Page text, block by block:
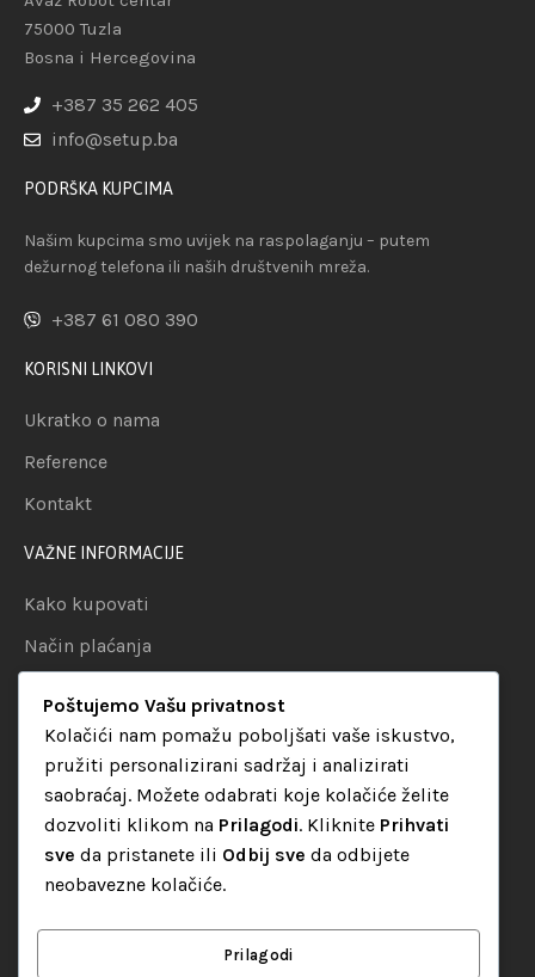
75000 Tuzla
Bosna i Hercegovina
+387 35 262 405
info@setup.ba
PODRŠKA KUPCIMA
Našim kupcima smo uvijek na raspolaganju – putem
dežurnog telefona ili naših društvenih mreža.
+387 61 080 390
KORISNI LINKOVI
Ukratko o nama
Reference
Kontakt
VAŽNE INFORMACIJE
Kako kupovati
Način plaćanja
Politika privatnosti
KATEGORIJE
Audio oprema
LED dekorativna rasvjeta
Poštujemo Vašu privatnost
Kolačići nam pomažu poboljšati vaše iskustvo,
pružiti personalizirani sadržaj i analizirati
saobraćaj. Možete odabrati koje kolačiće želite
dozvoliti klikom na Prilagodi. Kliknite Prihvati
sve da pristanete ili Odbij sve da odbijete
neobavezne kolačiće.
Prilagodi